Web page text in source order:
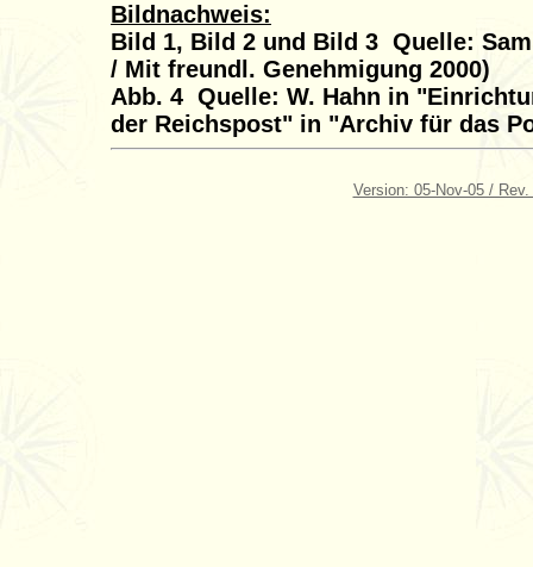
Bildnachweis:
Bild 1, Bild 2 und Bild 3 Quelle:
/ Mit freundl. Genehmigung 2000)
Abb. 4 Quelle: W. Hahn in
der Reichspost" in "Archiv für das
Version: 05-Nov-05 /